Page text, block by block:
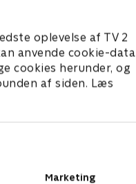
oplevelse af TV 2
anvende cookie-data
cookies herunder, og
af siden. Læs
Marketing